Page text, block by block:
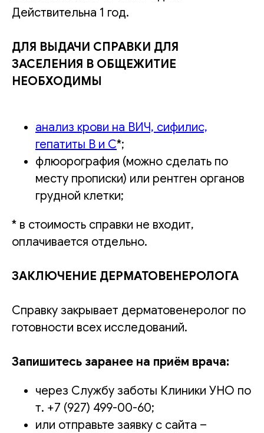
Действительна 1 год.
ДЛЯ ВЫДАЧИ СПРАВКИ ДЛЯ
ЗАСЕЛЕНИЯ В ОБЩЕЖИТИЕ
НЕОБХОДИМЫ
анализ крови на ВИЧ, сифилис,
гепатиты В и С*;
флюорография (можно сделать по
месту прописки) или рентген органов
грудной клетки;
* в стоимость справки не входит,
оплачивается отдельно.
ЗАКЛЮЧЕНИЕ ДЕРМАТОВЕНЕРОЛОГА
Справку закрывает дерматовенеролог по
готовности всех исследований.
Запишитесь заранее на приём врача:
через Службу заботы Клиники УНО по
т. +7 (927) 499-00-60;
или отправьте заявку с сайта –